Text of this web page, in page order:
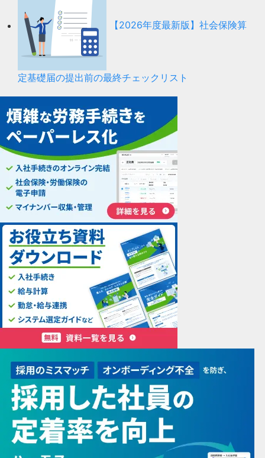
【2026年度最新版】社会保険算
定基礎届の提出前の最終チェックリスト